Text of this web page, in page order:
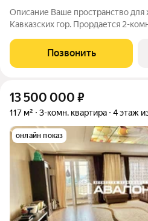
Описание Ваше пространство
Кавказских гор. Прордается 2-
(Железноводск, живописный
Литер 1. Здесь горная природа,
Позвонить
13 500 000 ₽
117 м² 3-комн. квартира 4 этаж
онлайн показ